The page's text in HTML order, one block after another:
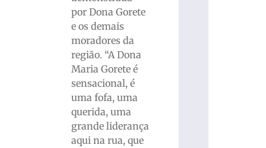
por Dona Gorete
e os demais
moradores da
região. “A Dona
Maria Gorete é
sensacional, é
uma fofa, uma
querida, uma
grande liderança
aqui na rua, que